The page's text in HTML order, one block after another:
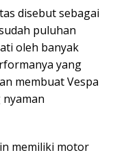
disebut sebagai
puluhan
oleh banyak
yang
membuat Vespa
memiliki motor